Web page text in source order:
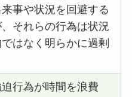
事や状況を回避する
それらの行為は状況
はなく明らかに過剰
行為が時間を浪費